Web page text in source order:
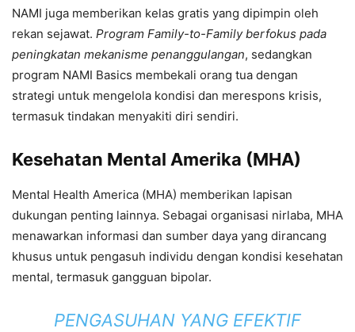
NAMI juga memberikan kelas gratis yang dipimpin oleh
rekan sejawat. Program Family-to-Family berfokus pada
peningkatan mekanisme penanggulangan, sedangkan
program NAMI Basics membekali orang tua dengan
strategi untuk mengelola kondisi dan merespons krisis,
termasuk tindakan menyakiti diri sendiri.
Kesehatan Mental Amerika (MHA)
Mental Health America (MHA) memberikan lapisan
dukungan penting lainnya. Sebagai organisasi nirlaba, MHA
menawarkan informasi dan sumber daya yang dirancang
khusus untuk pengasuh individu dengan kondisi kesehatan
mental, termasuk gangguan bipolar.
PENGASUHAN YANG EFEKTIF